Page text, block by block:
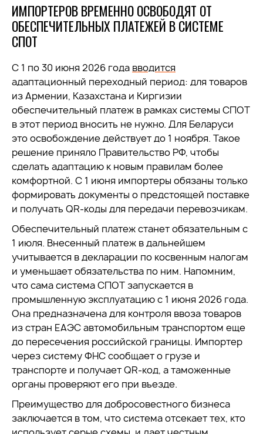
ИМПОРТЕРОВ ВРЕМЕННО ОСВОБОДЯТ ОТ
ОБЕСПЕЧИТЕЛЬНЫХ ПЛАТЕЖЕЙ В СИСТЕМЕ
СПОТ
С 1 по 30 июня 2026 года вводится
адаптационный переходный период: для товаров
из Армении, Казахстана и Киргизии
обеспечительный платеж в рамках системы СПОТ
в этот период вносить не нужно. Для Беларуси
это освобождение действует до 1 ноября. Такое
решение приняло Правительство РФ, чтобы
сделать адаптацию к новым правилам более
комфортной. С 1 июня импортеры обязаны только
формировать документы о предстоящей поставке
и получать QR-коды для передачи перевозчикам.
Обеспечительный платеж станет обязательным с
1 июля. Внесенный платеж в дальнейшем
учитывается в декларации по косвенным налогам
и уменьшает обязательства по ним. Напомним,
что сама система СПОТ запускается в
промышленную эксплуатацию с 1 июня 2026 года.
Она предназначена для контроля ввоза товаров
из стран ЕАЭС автомобильным транспортом еще
до пересечения российской границы. Импортер
через систему ФНС сообщает о грузе и
транспорте и получает QR-код, а таможенные
органы проверяют его при въезде.
Преимущество для добросовестного бизнеса
заключается в том, что система отсекает тех, кто